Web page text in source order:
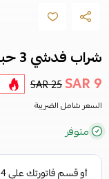
شراب فدشي 3 حبات ولادي
9 SAR
25 SAR
السعر شامل الضريبة
متوفر